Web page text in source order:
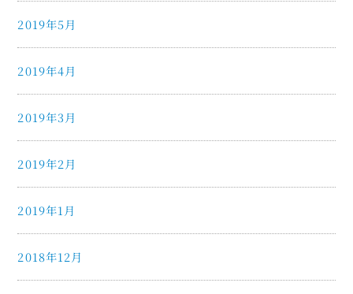
2019年5月
2019年4月
2019年3月
2019年2月
2019年1月
2018年12月